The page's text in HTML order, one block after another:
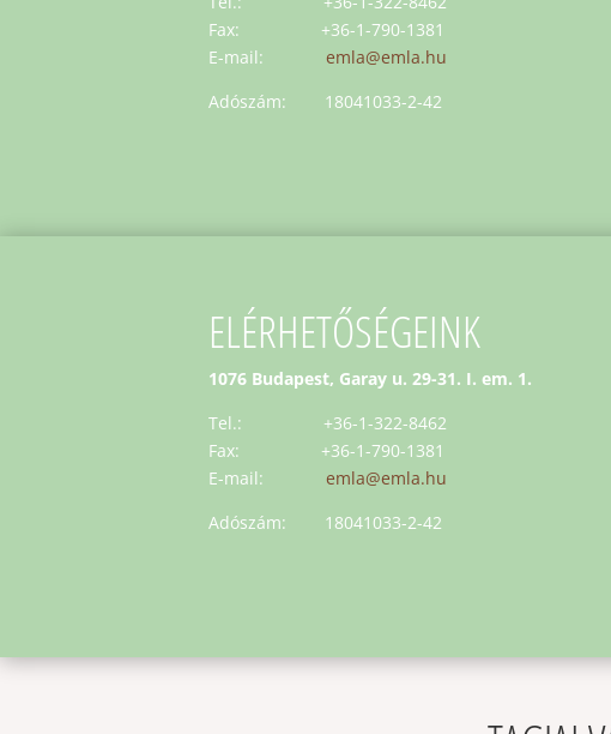
Fax: +36-1-790-1381
E-mail:emla@emla.hu
Adószám: 18041033-2-42
ELÉRHETŐSÉGEINK
1076 Budapest, Garay u. 29-31. I. em. 1.
Tel.: +36-1-322-8462
Fax: +36-1-790-1381
E-mail:emla@emla.hu
Adószám: 18041033-2-42